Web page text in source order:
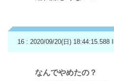
16 : 2020/09/20(日) 18:44:15.588
なんでやめたの？